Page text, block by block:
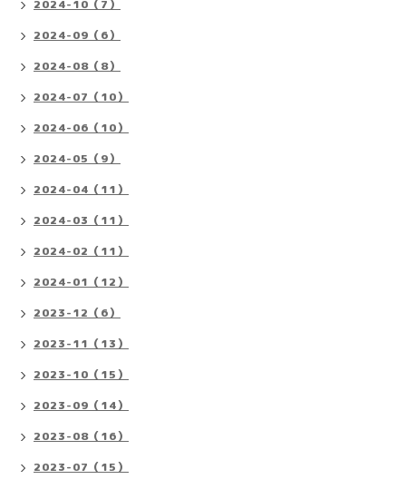
2024-10（7）
2024-09（6）
2024-08（8）
2024-07（10）
2024-06（10）
2024-05（9）
2024-04（11）
2024-03（11）
2024-02（11）
2024-01（12）
2023-12（6）
2023-11（13）
2023-10（15）
2023-09（14）
2023-08（16）
2023-07（15）